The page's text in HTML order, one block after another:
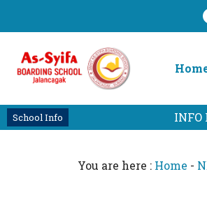
School Info INFO PMB
You are here : Home -